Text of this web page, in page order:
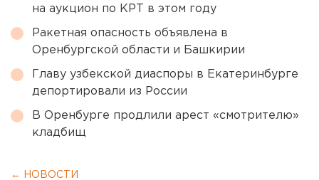
на аукцион по КРТ в этом году
Ракетная опасность объявлена в
Оренбургской области и Башкирии
Главу узбекской диаспоры в Екатеринбурге
депортировали из России
В Оренбурге продлили арест «смотрителю»
кладбищ
← НОВОСТИ